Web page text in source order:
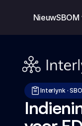
Nieuw
Interlynk ·